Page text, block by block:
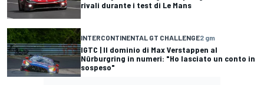
rivali durante i test di Le Mans
INTERCONTINENTAL GT CHALLENGE2 gm
IGTC | Il dominio di Max Verstappen al
Nürburgring in numeri: "Ho lasciato un conto in
sospeso"